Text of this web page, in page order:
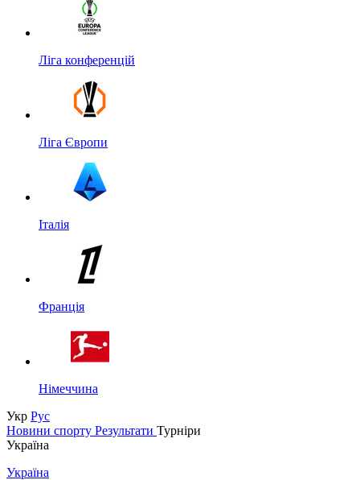
Ліга конференцій
Ліга Європи
Італія
Франція
Німеччина
Укр Рус
Новини спорту Результати Турніри
Україна
Україна